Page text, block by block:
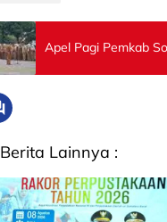
Apel Pagi Pemkab
Berita Lainnya :